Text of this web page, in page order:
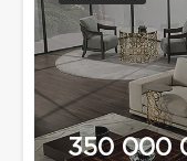
350 000